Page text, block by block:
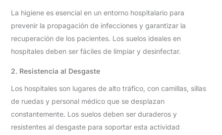
La higiene es esencial en un entorno hospitalario para
prevenir la propagación de infecciones y garantizar la
recuperación de los pacientes. Los suelos ideales en
hospitales deben ser fáciles de limpiar y desinfectar.
2. Resistencia al Desgaste
Los hospitales son lugares de alto tráfico, con camillas, sillas
de ruedas y personal médico que se desplazan
constantemente. Los suelos deben ser duraderos y
resistentes al desgaste para soportar esta actividad